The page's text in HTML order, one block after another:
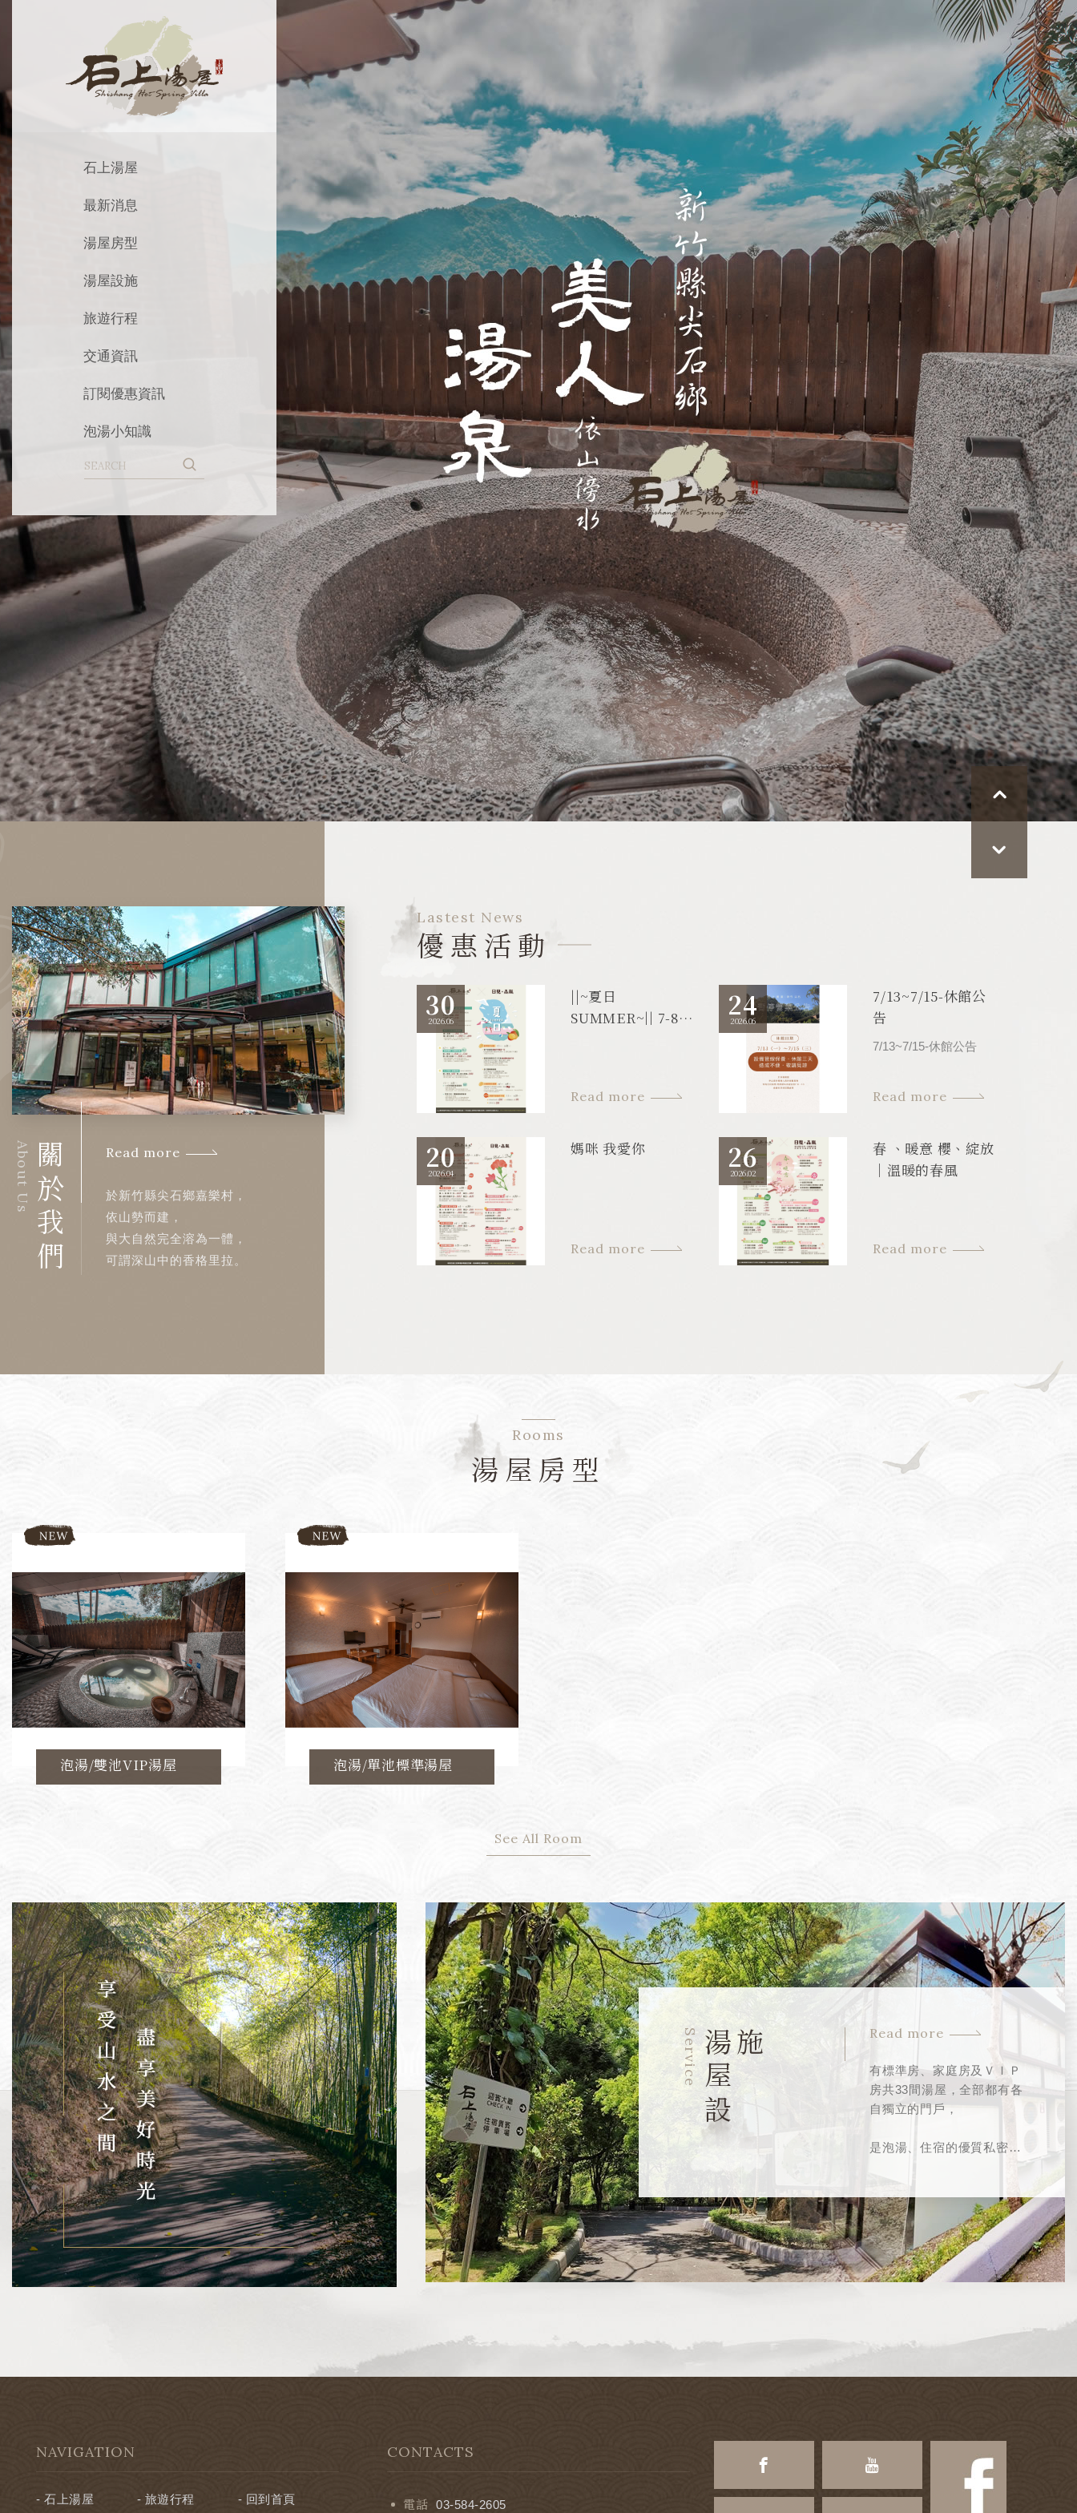
石上湯屋
最新消息
湯屋房型
湯屋設施
旅遊行程
交通資訊
訂閱優惠資訊
泡湯小知識
About Us關於我們 Read more
於新竹縣尖石鄉嘉樂村，
依山勢而建，
與大自然完全溶為一體，
可謂深山中的香格里拉。
Lastest News
優惠活動
30
2026.06
||~夏日
SUMMER~|| 7-8月
Read more
24
2026.06
7/13~7/15-休館公
告
7/13~7/15-休館公告
Read more
20
2026.04
媽咪 我愛你
Read more
26
2026.02
春 、暖意 櫻、綻放
｜溫暖的春風
Read more
Rooms
湯屋房型
泡湯/雙池VIP湯屋 泡湯/單池標準湯屋
See All Room
Service湯
屋
設施 Read more
有標準房、家庭房及ＶＩＰ
房共33間湯屋，全部都有各
自獨立的門戶，
是泡湯、住宿的優質私密空
不受干擾。水質為碳酸氫鈉
美...
NAVIGATION
石上湯屋 旅遊行程 回到首頁
CONTACTS
電話 03-584-2605